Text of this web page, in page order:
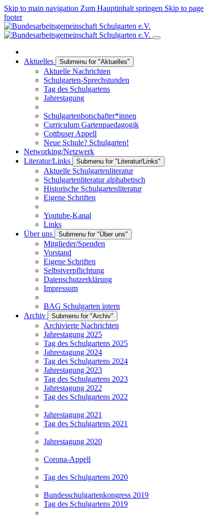
Skip to main navigation Zum Hauptinhalt springen Skip to page
footer
Aktuelles Submenu for "Aktuelles"
Aktuelle Nachrichten
Schulgarten-Sprechstunden
Tag des Schulgartens
Jahrestagung
Schulgartenbotschafter*innen
Curriculum Gartenpaedagogik
Cottbuser Appell
Neue Schule? Schulgarten!
Networking/Netzwerk
Literatur/Links
Submenu for "Literatur/Links"
Aktuelle Schulgartenliteratur
Schulgartenliteratur alphabetisch
Historische Schulgartenliteratur
Eigene Schriften
Youtube-Kanal
Links
Über uns
Submenu for "Über uns"
Mitglieder/Spenden
Vorstand
Eigene Schriften
Selbstverpflichtung
Datenschutzerklärung
Impressum
BAG Schulgarten intern
Archiv
Submenu for "Archiv"
Archivierte Nachrichten
Jahrestagung 2025
Tag des Schulgartens 2025
Jahrestagung 2024
Tag des Schulgartens 2024
Jahrestagung 2023
Tag des Schulgartens 2023
Jahrestagung 2022
Tag des Schulgartens 2022
Jahrestagung 2021
Tag des Schulgartens 2021
Jahrestagung 2020
Corona-Appell
Tag des Schulgartens 2020
Bundesschulgartenkongress 2019
Tag des Schulgartens 2019